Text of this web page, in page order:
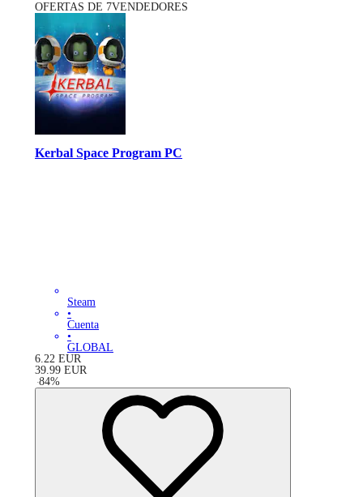
OFERTAS DE 7VENDEDORES
Kerbal Space Program PC
Steam
•
Cuenta
•
GLOBAL
6.22 EUR
39.99 EUR
-84%